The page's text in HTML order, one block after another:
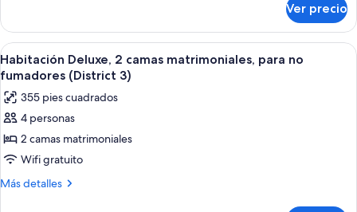
size,
para
no
fumadores
(District
3)
Deluxe,
cama
King
para
no
fumadores
(District
3)
Ver precio
Abrir
todas
las
fotos
de
Habitación
Deluxe,
2
Habitación de hotel con dos camas,
7
Habitación Deluxe, 2 camas matrimoniales, para no
fumadores (District 3)
355 pies cuadrados
4 personas
2 camas matrimoniales
Wifi gratuito
Más detalles
Más